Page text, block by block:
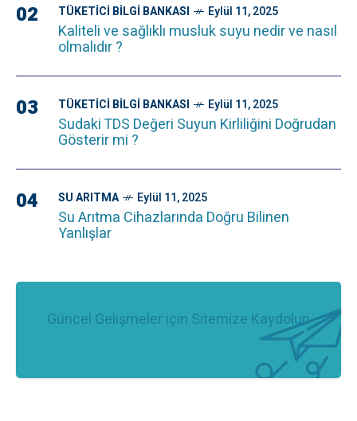
02 TÜKETICI BILGI BANKASI Eylül 11, 2025
Kaliteli ve sağlıklı musluk suyu nedir ve nasıl
olmalıdır ?
03 TÜKETICI BILGI BANKASI Eylül 11, 2025
Sudaki TDS Değeri Suyun Kirliliğini Doğrudan
Gösterir mi ?
04 SU ARITMA Eylül 11, 2025
Su Arıtma Cihazlarında Doğru Bilinen
Yanlışlar
Güncel Gelişmeler için Sitemize Kaydolun